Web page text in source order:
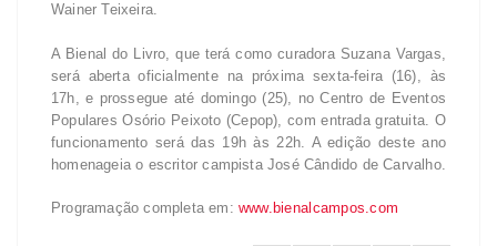
Wainer Teixeira.
A Bienal do Livro, que terá como curadora Suzana Vargas,
será aberta oficialmente na próxima sexta-feira (16), às
17h, e prossegue até domingo (25), no Centro de Eventos
Populares Osório Peixoto (Cepop), com entrada gratuita. O
funcionamento será das 19h às 22h. A edição deste ano
homenageia o escritor campista José Cândido de Carvalho.
Programação completa em: www.bienalcampos.com